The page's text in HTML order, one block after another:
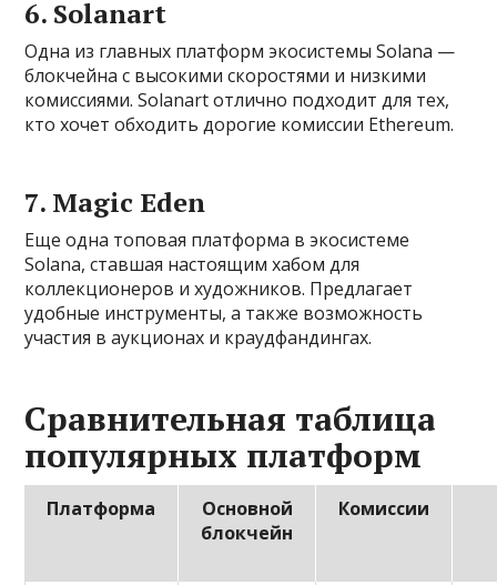
6. Solanart
Одна из главных платформ экосистемы Solana —
блокчейна с высокими скоростями и низкими
комиссиями. Solanart отлично подходит для тех,
кто хочет обходить дорогие комиссии Ethereum.
7. Magic Eden
Еще одна топовая платформа в экосистеме
Solana, ставшая настоящим хабом для
коллекционеров и художников. Предлагает
удобные инструменты, а также возможность
участия в аукционах и краудфандингах.
Сравнительная таблица
популярных платформ
Платформа
Основной
блокчейн
Комиссии